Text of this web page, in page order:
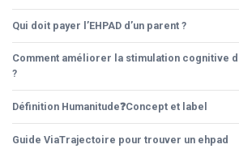
Qui doit payer l’EHPAD d’un parent ?
Comment améliorer la stimulation cognitive
?
Définition Humanitude❓Concept et label
Guide ViaTrajectoire pour trouver un ehpad